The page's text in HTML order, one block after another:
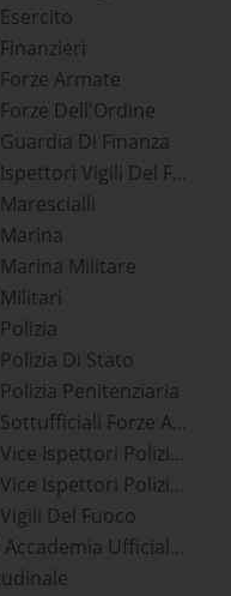
Armate
Dell'Ordine
Di Finanza
Test Psicoattitudinali Ispettori Vigili Del Fuoco
Militare
Di Stato
Penitenziaria
Test Psicoattitudinali Sottufficiali Forze Armate
Test Psicoattitudinali Vice Ispettori Polizia Di Stato
Test Psicoattitudinali Vice Ispettori Polizia Penitenziaria
Del Fuoco
Test Psicoattitudinalii Accademia Ufficiali Esercito